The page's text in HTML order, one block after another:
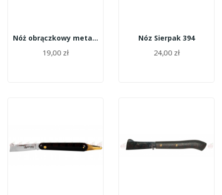
Nóż obrączkowy metalowy
19,00 zł
Nóz Sierpak 394
24,00 zł